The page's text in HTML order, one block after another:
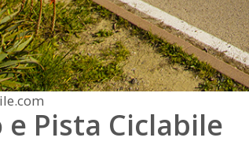
e Pista Ciclabile